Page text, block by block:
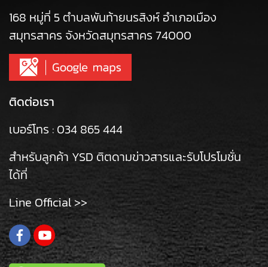
168 หมู่ที่ 5 ตำบลพันท้ายนรสิงห์ อำเภอเมือง
สมุทรสาคร จังหวัดสมุทรสาคร 74000
ติดต่อเรา
เบอร์โทร : 034 865 444
สำหรับลูกค้า YSD ติตดามข่าวสารและรับโปรโมชั่น
ได้ที่
Line Official >>